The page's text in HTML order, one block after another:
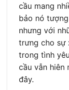
cầu mang
bảo nó
nhưng với
trưng cho sự
trong tình
cầu vẫn hiên
đây.